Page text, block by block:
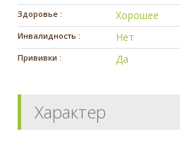
Здоровье : Хорошее
Инвалидность : Нет
Прививки : Да
Характер